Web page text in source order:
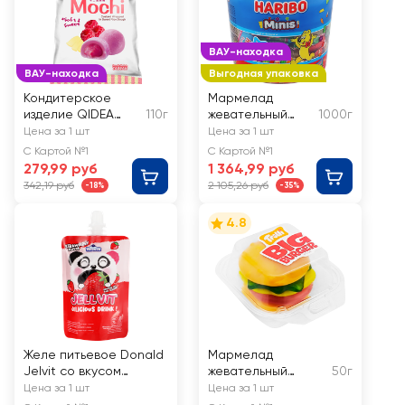
ВАУ-находка
Кондитерское
изделие QIDEA
Моти с заварным
кремом со вкусом
малины
110г
Цена за 1 шт
С Картой №1
279,99 руб
342,19 руб -18%
ВАУ-находка
Выгодная упаковка
Мармелад
жевательный
HARIBO Minis
1000г
Цена за 1 шт
С Картой №1
1 364,99 руб
2 105,26 руб -35%
Желе питьевое Donald
Jelvit со вкусом
клубники, 70мл
Цена за 1 шт
4.8
Мармелад
жевательный
TROLLI Burger
50г
Цена за 1 шт